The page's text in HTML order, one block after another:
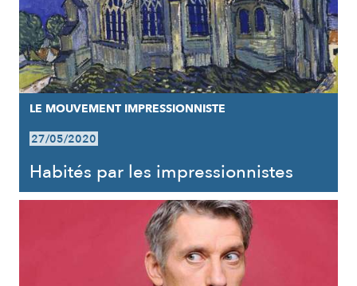
LE MOUVEMENT IMPRESSIONNISTE
27/05/2020
Habités par les impressionnistes